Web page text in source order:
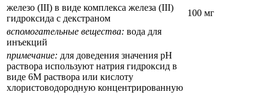
железо (III) в виде комплекса железа (III)
гидроксида с декстраном
100 мг
вспомогательные вещества: вода для
инъекций
примечание: для доведения значения рН
раствора используют натрия гидроксид в
виде 6М раствора или кислоту
хлористоводородную концентрированную